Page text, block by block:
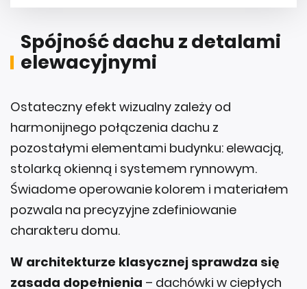
Spójność dachu z detalami
elewacyjnymi
Ostateczny efekt wizualny zależy od
harmonijnego połączenia dachu z
pozostałymi elementami budynku: elewacją,
stolarką okienną i systemem rynnowym.
Świadome operowanie kolorem i materiałem
pozwala na precyzyjne zdefiniowanie
charakteru domu.
W architekturze klasycznej sprawdza się
zasada dopełnienia – dachówki w ciepłych